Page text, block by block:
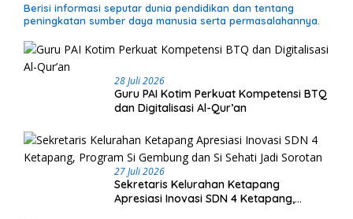
Berisi informasi seputar dunia pendidikan dan tentang
peningkatan sumber daya manusia serta permasalahannya.
28 Juli 2026
Guru PAI Kotim Perkuat Kompetensi BTQ
dan Digitalisasi Al-Qur’an
27 Juli 2026
Sekretaris Kelurahan Ketapang
Apresiasi Inovasi SDN 4 Ketapang,